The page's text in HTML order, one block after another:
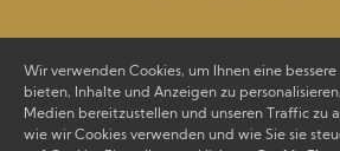
Wir verwenden Cookies, um Ihnen eine
bieten, Inhalte und Anzeigen zu
Medien bereitzustellen und unseren Traffic zu
wie wir Cookies verwenden und wie Sie sie